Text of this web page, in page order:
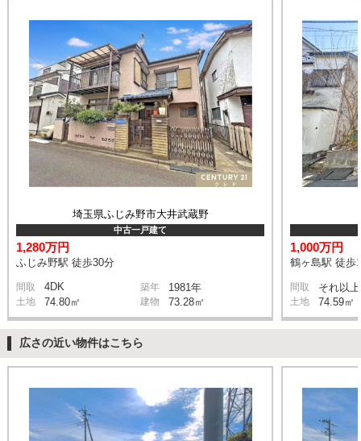
埼玉県ふじみ野市大井武蔵野
中古一戸建て
1,280万円
ふじみ野駅 徒歩30分
間取 4DK 築年 1981年
土地 74.80㎡ 建物 73.28㎡
1,000万円
鶴ヶ島駅 徒歩
間取 それ以上
土地 74.59㎡
広さの近い物件はこちら